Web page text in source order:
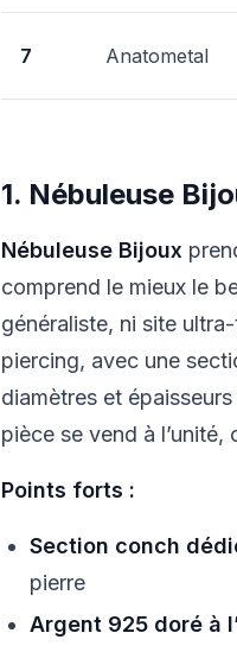
7 Anatometal
1. Nébuleuse
Nébuleuse Bijoux
comprend le mieux le
généraliste, ni site
piercing, avec une
diamètres et
pièce se vend à
Points forts :
Section conch
pierre
Argent 925 doré à